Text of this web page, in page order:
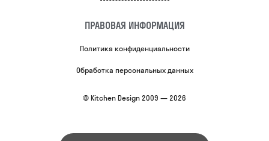
ПРАВОВАЯ ИНФОРМАЦИЯ
Политика конфиденциальности
Обработка персональных данных
© Kitchen Design 2009 — 2026